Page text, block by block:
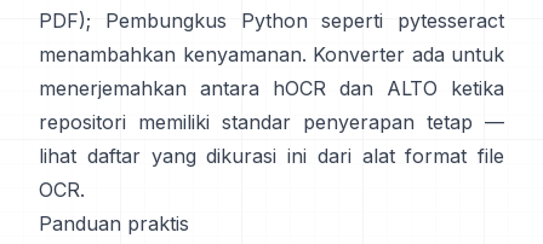
PDF); Pembungkus Python seperti
pytesseract
menambahkan kenyamanan. Konverter ada untuk
menerjemahkan antara hOCR dan ALTO ketika
repositori memiliki standar penyerapan tetap —
lihat daftar yang dikurasi ini dari alat format file
OCR.
Panduan praktis